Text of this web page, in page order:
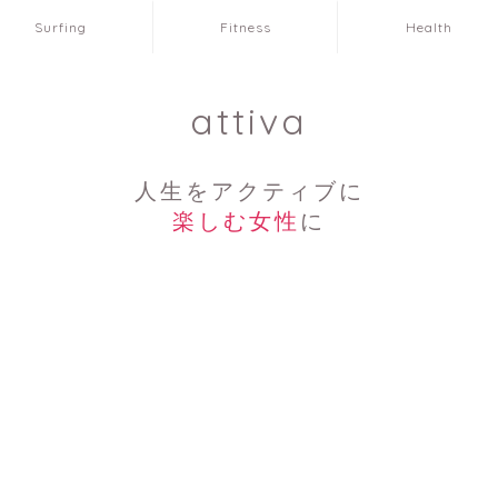
Surfing Fitness Health
attiva
人生をアクティブに
楽しむ女性 に